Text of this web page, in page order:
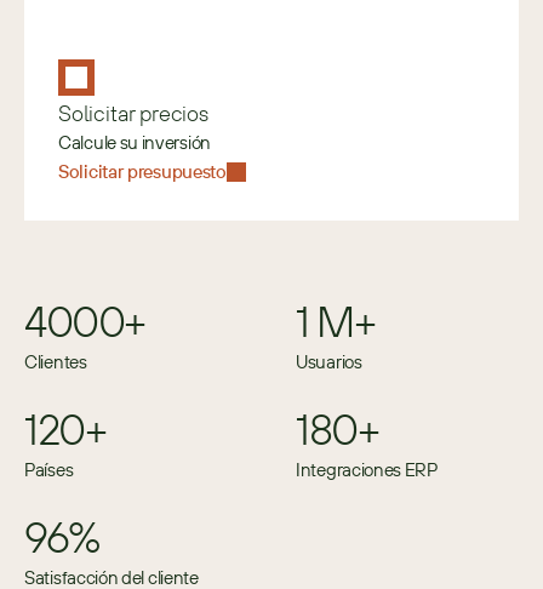
Solicitar precios
Calcule su inversión
Solicitar presupuesto
4000+
Clientes
1 M+
Usuarios
120+
Países
180+
Integraciones ERP
96%
Satisfacción del cliente